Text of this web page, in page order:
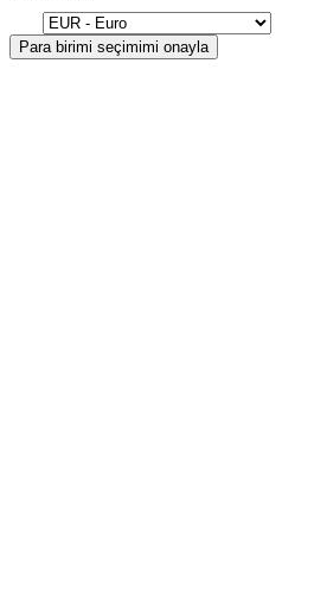
Para birimi seçimimi onayla